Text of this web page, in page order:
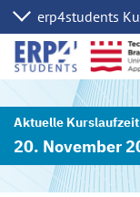
20. November